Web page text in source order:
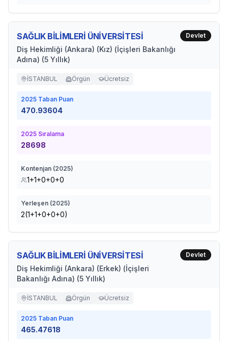
SAĞLIK BİLİMLERİ ÜNİVERSİTESİ
Diş Hekimliği (Ankara) (Kız) (İçişleri Bakanlığı
Adına) (5 Yıllık)
Devlet
İSTANBUL Örgün Ücretsiz
2025 Taban Puan
470.93604
2025 Sıralama
28698
Kontenjan (2025)
1+1+0+0+0
Yerleşen (2025)
2(1+1+0+0+0)
SAĞLIK BİLİMLERİ ÜNİVERSİTESİ
Diş Hekimliği (Ankara) (Erkek) (İçişleri
Bakanlığı Adına) (5 Yıllık)
Devlet
İSTANBUL Örgün Ücretsiz
2025 Taban Puan
465.47618